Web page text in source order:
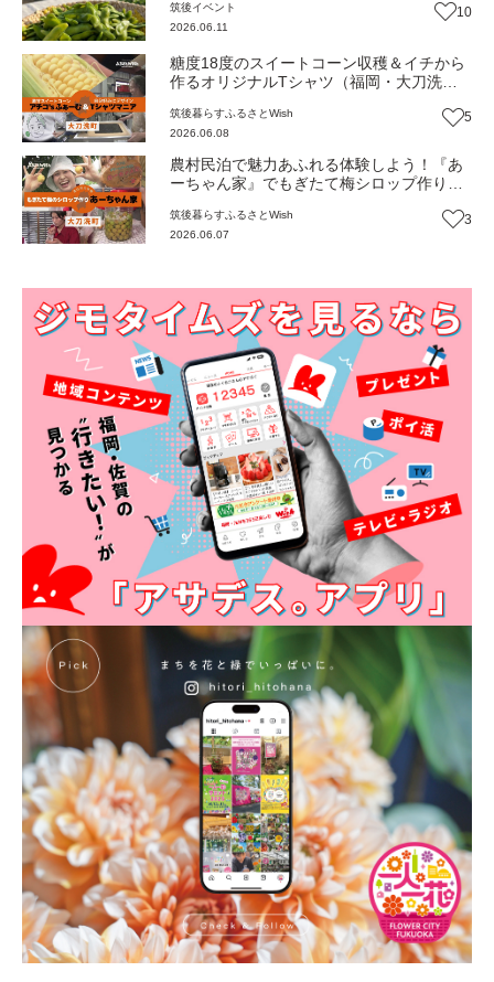
筑後イベント
2026.06.11
10
糖度18度のスイートコーン収穫＆イチから
作るオリジナルTシャツ（福岡・大刀洗
筑後暮らす ふるさとWish
2026.06.08
5
農村民泊で魅力あふれる体験しよう！『あ
ーちゃん家』でもぎたて梅シロップ作り
筑後暮らす ふるさとWish
2026.06.07
3